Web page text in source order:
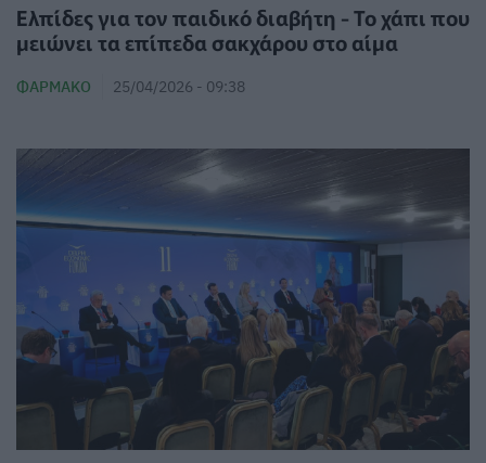
Ελπίδες για τον παιδικό διαβήτη - Το χάπι που
μειώνει τα επίπεδα σακχάρου στο αίμα
ΦΆΡΜΑΚΟ 25/04/2026 - 09:38